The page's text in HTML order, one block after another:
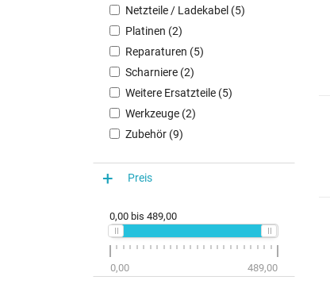
Netzteile / Ladekabel (5)
Platinen (2)
Reparaturen (5)
Scharniere (2)
Weitere Ersatzteile (5)
Werkzeuge (2)
Zubehör (9)
Preis
0,00 bis 489,00
0,00 489,00